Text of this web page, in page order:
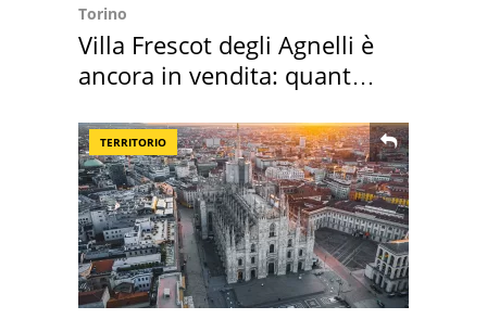
Torino
Villa Frescot degli Agnelli è
ancora in vendita: quanto
TERRITORIO